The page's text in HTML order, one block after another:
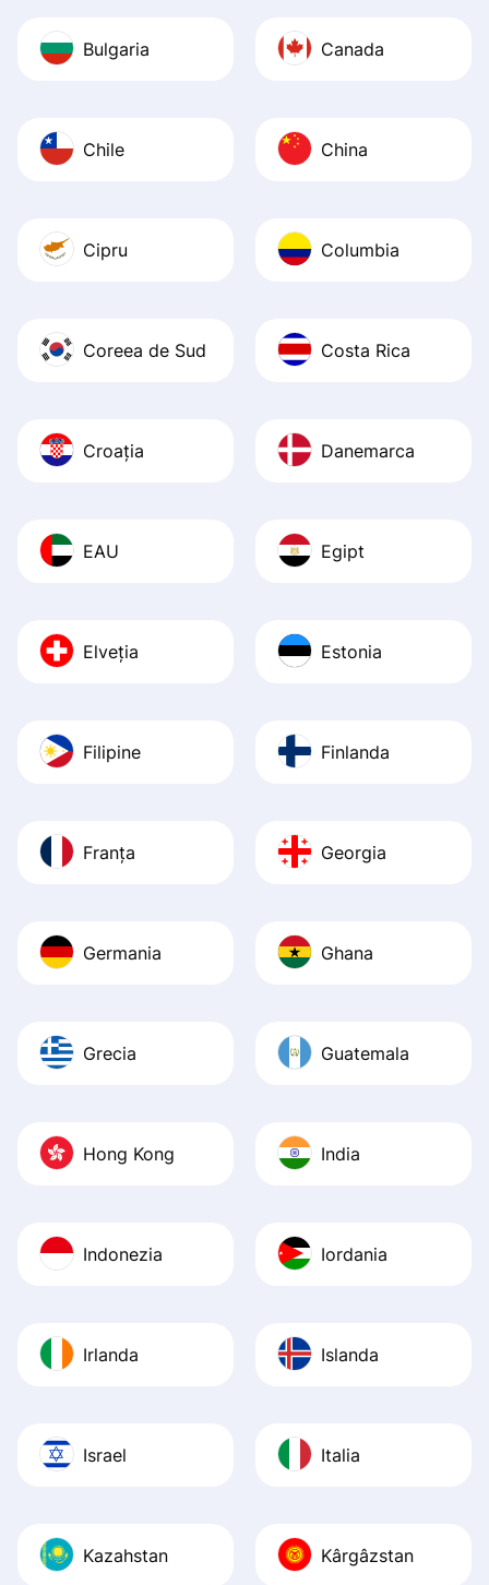
Bulgaria Canada
Chile China
Cipru Columbia
Coreea de Sud Costa Rica
Croația Danemarca
EAU Egipt
Elveția Estonia
Filipine Finlanda
Franța Georgia
Germania Ghana
Grecia Guatemala
Hong Kong India
Indonezia Iordania
Irlanda Islanda
Israel Italia
Kazahstan Kârgâzstan